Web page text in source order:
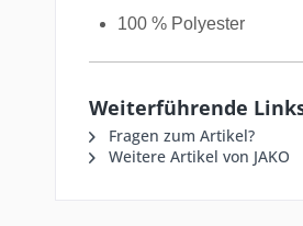
100 % Polyester
Weiterführende
Fragen zum Artikel?
Weitere Artikel von JAKO